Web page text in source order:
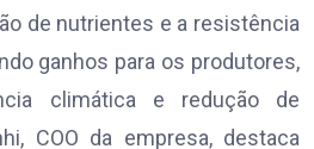
de nutrientes e a resistência
ganhos para os produtores,
climática e redução de
COO da empresa, destaca